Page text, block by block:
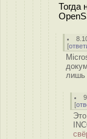
Тогда
[
лишь
[